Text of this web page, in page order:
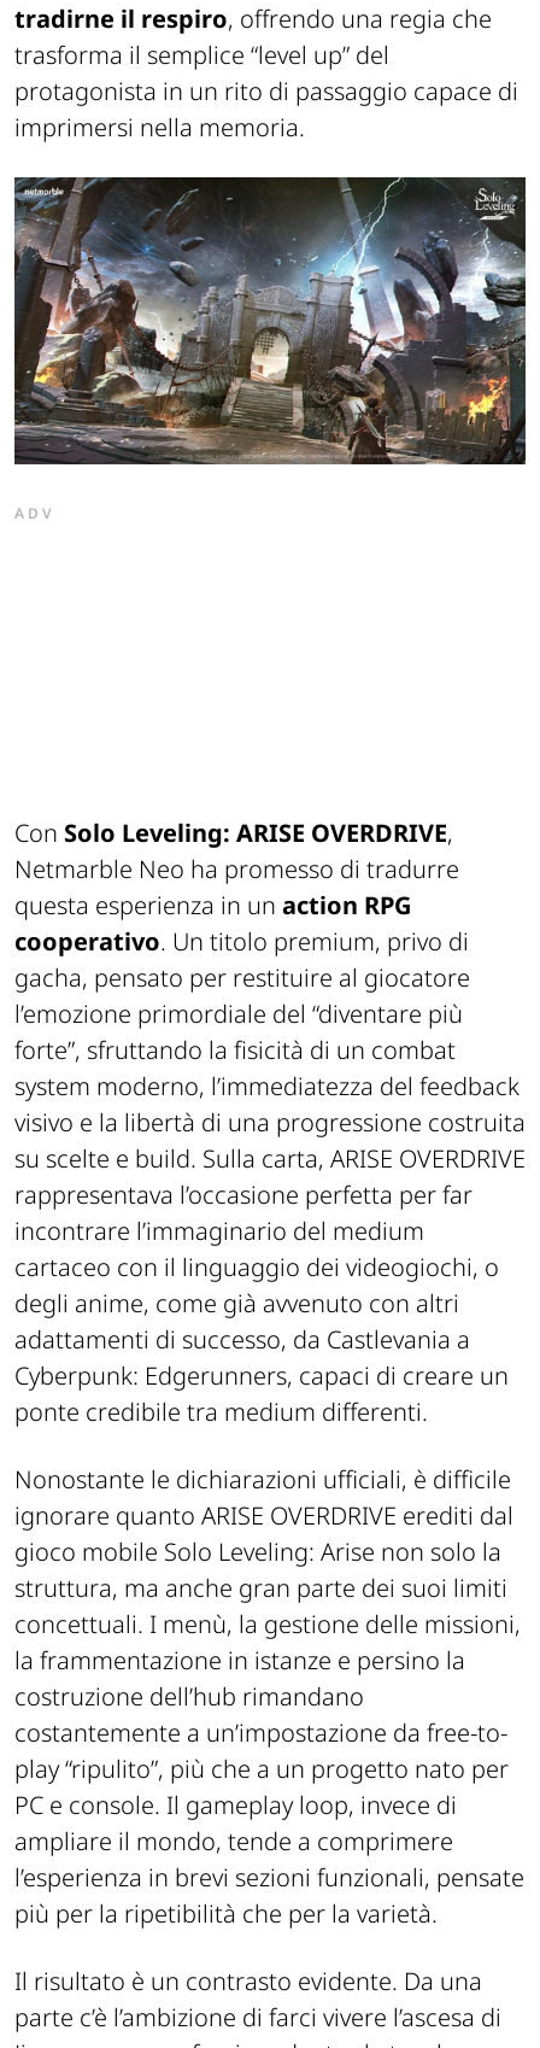
tradirne il respiro, offrendo una regia che
trasforma il semplice “level up” del
protagonista in un rito di passaggio capace di
imprimersi nella memoria.
ADV
Con Solo Leveling: ARISE OVERDRIVE,
Netmarble Neo ha promesso di tradurre
questa esperienza in un action RPG
cooperativo. Un titolo premium, privo di
gacha, pensato per restituire al giocatore
l’emozione primordiale del “diventare più
forte”, sfruttando la fisicità di un combat
system moderno, l’immediatezza del feedback
visivo e la libertà di una progressione costruita
su scelte e build. Sulla carta, ARISE OVERDRIVE
rappresentava l’occasione perfetta per far
incontrare l’immaginario del medium
cartaceo con il linguaggio dei videogiochi, o
degli anime, come già avvenuto con altri
adattamenti di successo, da Castlevania a
Cyberpunk: Edgerunners, capaci di creare un
ponte credibile tra medium differenti.
Nonostante le dichiarazioni ufficiali, è difficile
ignorare quanto ARISE OVERDRIVE erediti dal
gioco mobile Solo Leveling: Arise non solo la
struttura, ma anche gran parte dei suoi limiti
concettuali. I menù, la gestione delle missioni,
la frammentazione in istanze e persino la
costruzione dell’hub rimandano
costantemente a un’impostazione da free-to-
play “ripulito”, più che a un progetto nato per
PC e console. Il gameplay loop, invece di
ampliare il mondo, tende a comprimere
l’esperienza in brevi sezioni funzionali, pensate
più per la ripetibilità che per la varietà.
Il risultato è un contrasto evidente. Da una
parte c’è l’ambizione di farci vivere l’ascesa di